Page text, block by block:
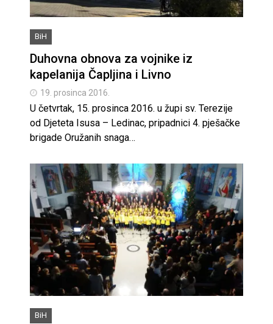
BiH
Duhovna obnova za vojnike iz
kapelanija Čapljina i Livno
19. prosinca 2016.
U četvrtak, 15. prosinca 2016. u župi sv. Terezije
od Djeteta Isusa – Ledinac, pripadnici 4. pješačke
brigade Oružanih snaga…
BiH